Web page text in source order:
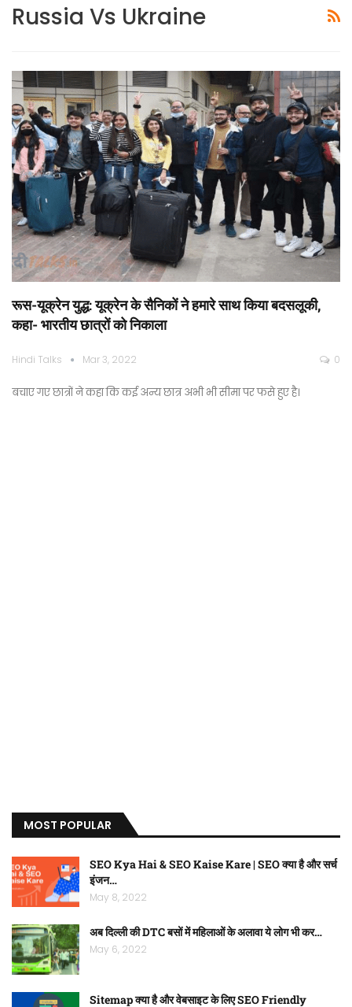
Russia Vs Ukraine
रूस-यूक्रेन युद्ध: यूक्रेन के सैनिकों ने हमारे साथ किया बदसलूकी,
कहा- भारतीय छात्रों को निकाला
Hindi Talks Mar 3, 2022 0
बचाए गए छात्रों ने कहा कि कई अन्य छात्र अभी भी सीमा पर फसे हुए है।
MOST POPULAR
SEO Kya Hai & SEO Kaise Kare | SEO क्या है और सर्च
इंजन…
May 8, 2022
अब दिल्ली की DTC बसों में महिलाओं के अलावा ये लोग भी कर…
May 6, 2022
Sitemap क्या है और वेबसाइट के लिए SEO Friendly